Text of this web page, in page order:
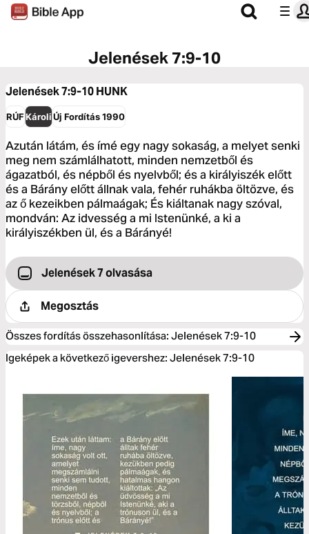
Jelenések 7:9-10
Jelenések 7:9-10HUNK
RÚFKároliÚj Fordítás 1990
Azután látám, és ímé egy nagy sokaság, a melyet senki
meg nem számlálhatott, minden nemzetből és
ágazatból, és népből és nyelvből; és a királyiszék előtt
és a Bárány előtt állnak vala, fehér ruhákba öltözve, és
az ő kezeikben pálmaágak; És kiáltanak nagy szóval,
mondván: Az idvesség a mi Istenünké, a ki a
királyiszékben ül, és a Bárányé!
Jelenések 7 olvasása
Megosztás
Összes fordítás összehasonlítása: Jelenések 7:9-10
Igeképek a következő igevershez: Jelenések 7:9-10